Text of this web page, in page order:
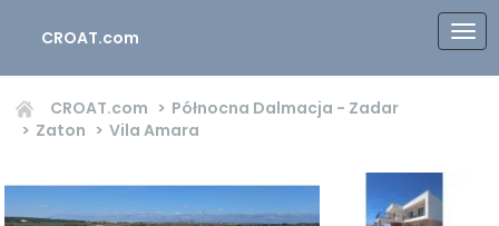
CROAT.com
CROAT.com
Północna Dalmacja - Zadar
Zaton
Vila Amara